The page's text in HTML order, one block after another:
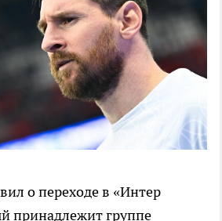
о переходе в «Интер
принадлежит группе